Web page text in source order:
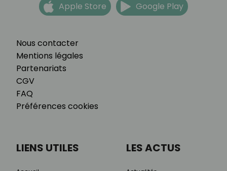
Nous contacter
Mentions légales
Partenariats
CGV
FAQ
Préférences cookies
Apple Store Google Play
LIENS UTILES LES ACTUS